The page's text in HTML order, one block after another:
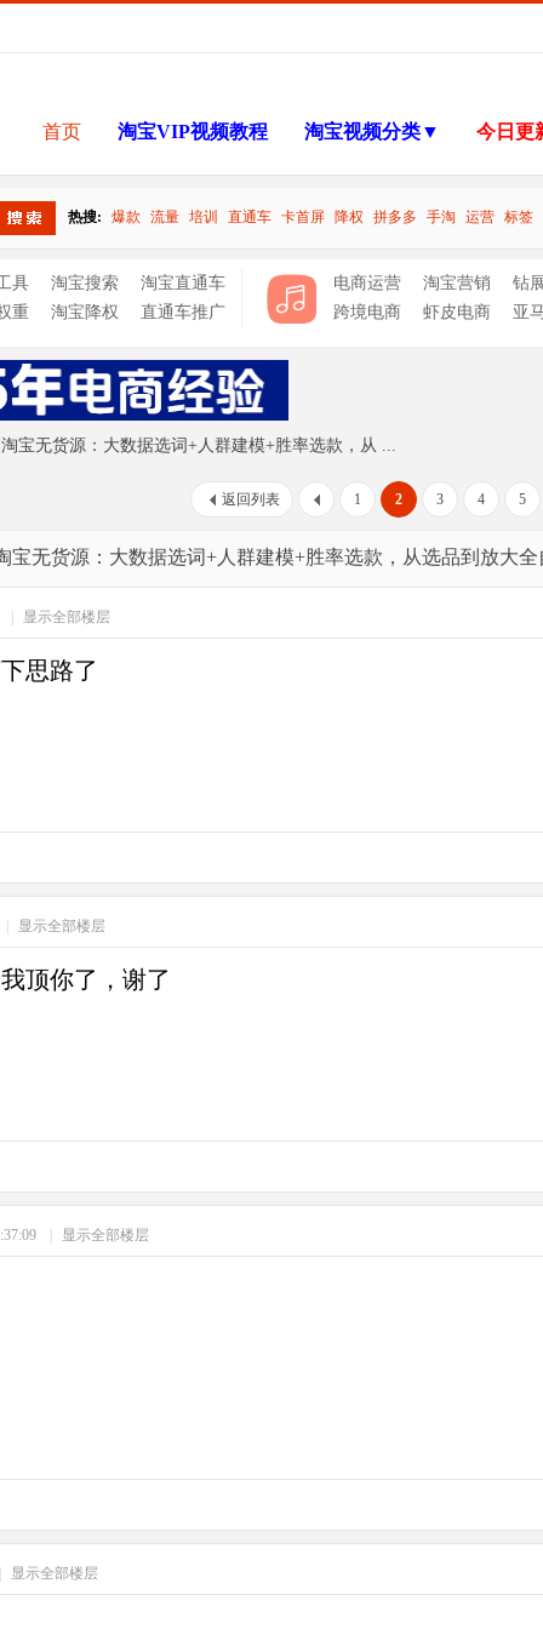
首页 淘宝VIP视频教程 淘宝视频分类▼ 今日
热搜: 爆款 流量 培训 直通车 卡首屏 降权 拼多多 手淘 运营 标签
具 淘宝搜索
淘宝直通车
重
淘宝降权 直通车推广
电商运营 淘宝营销
钻
跨境电商
虾皮电商 亚
宝无货源：大数据选词+人群建模+胜率选款，从 ...
1 2 3 4 5
返回列表
宝无货源：大数据选词+人群建模+胜率选款，从选品到放大全
| 显示全部楼层
思路了
| 显示全部楼层
顶你了，谢了
| 显示全部楼层
| 显示全部楼层